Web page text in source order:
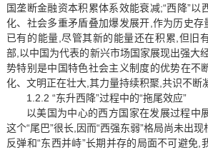
国垄断金融资本积累体系效能衰减;“西降”以
化、社会多重矛盾叠加爆发展开,作为历史存
已有的能量,尽管其新的能量还在积累,但旧
部,以中国为代表的新兴市场国家展现出强大
势特别是中国特色社会主义制度的优势在不
化、文明正在壮大,其力量持续积聚,共识不断
1.2.2 “东升西降”过程中的“拖尾效应”
以美国为中心的西方国家在发展过程中
这个“尾巴”很长,因而“西强东弱”格局尚未出现
反弹和“东西并峙”长期并存的局面不可避免,